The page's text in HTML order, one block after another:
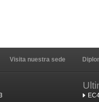
Visita nuestra sede